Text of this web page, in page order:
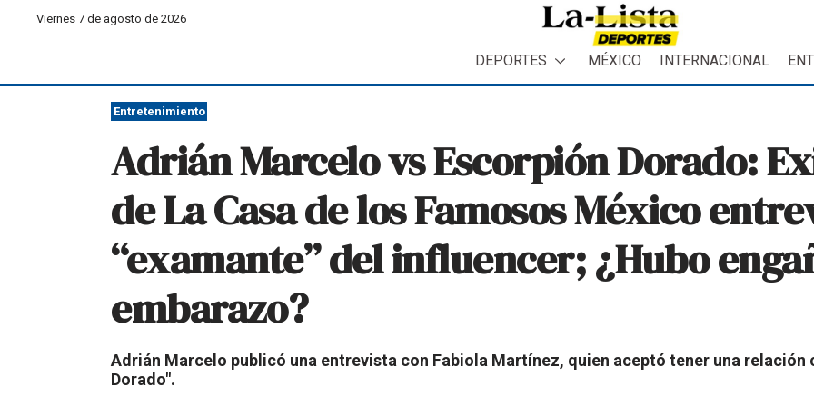
Viernes 7 de agosto de 2026
DEPORTES MÉXICO INTERNACIONAL
Entretenimiento
Adrián Marcelo vs Escorpión Dorado:
de La Casa de los Famosos México
“examante” del influencer; ¿Hubo
embarazo?
Adrián Marcelo publicó una entrevista con Fabiola Martínez, quien aceptó tener una relación
Dorado".